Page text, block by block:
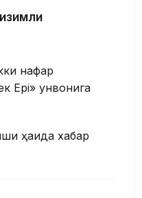
нафар
Ері» унвонига
ҳақида хабар